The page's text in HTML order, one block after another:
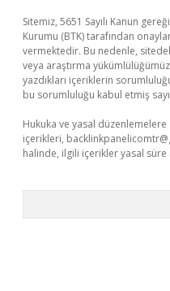
Sitemiz, 5651 Sayılı Kanun
Kurumu (BTK) tarafından
vermektedir. Bu nedenle,
veya araştırma
yazdıkları içeriklerin
bu sorumluluğu kabul etmiş
Hukuka ve yasal
içerikleri,
halinde, ilgili içerikler yasal süre